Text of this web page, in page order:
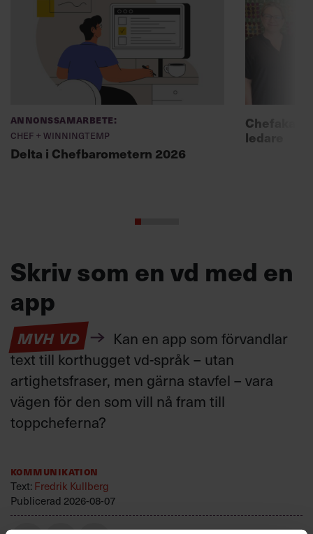
Annonssamarbete:
Chef + Winningtemp
Delta i Chefbarometern 2026
ledare
Skriv som en vd med en
app
MVH VD
Kan en app som förvandlar
text till korthugget vd-språk – utan
artighetsfraser, men gärna stavfel – vara
vägen för den som vill nå fram till
toppcheferna?
Kommunikation
Text:Fredrik Kullberg
Publicerad 2026-08-07